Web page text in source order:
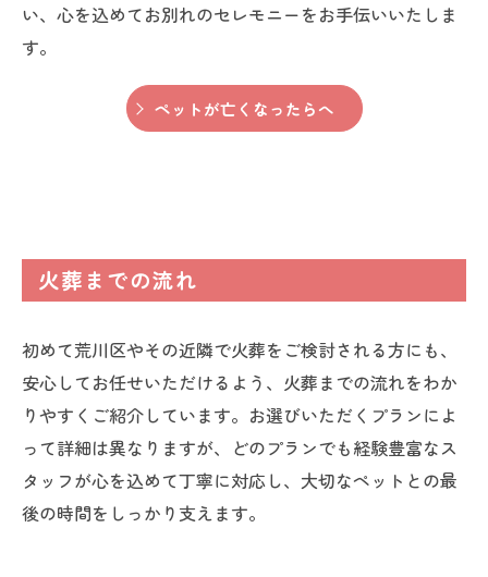
い、心を込めてお別れのセレモニーをお手伝いいたしま
す。
ペットが亡くなったらへ
火葬までの流れ
初めて荒川区やその近隣で火葬をご検討される方にも、
安心してお任せいただけるよう、火葬までの流れをわか
りやすくご紹介しています。お選びいただくプランによ
って詳細は異なりますが、どのプランでも経験豊富なス
タッフが心を込めて丁寧に対応し、大切なペットとの最
後の時間をしっかり支えます。